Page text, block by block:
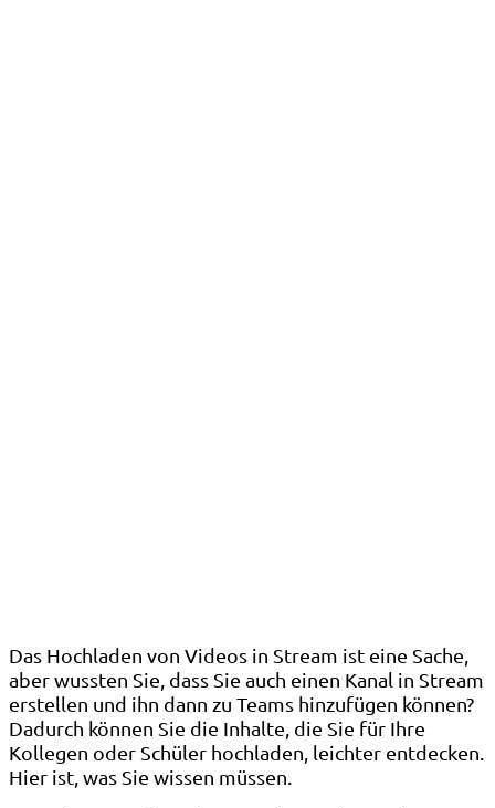
Das Hochladen von Videos in Stream ist eine Sache,
aber wussten Sie, dass Sie auch einen Kanal in Stream
erstellen und ihn dann zu Teams hinzufügen können?
Dadurch können Sie die Inhalte, die Sie für Ihre
Kollegen oder Schüler hochladen, leichter entdecken.
Hier ist, was Sie wissen müssen.